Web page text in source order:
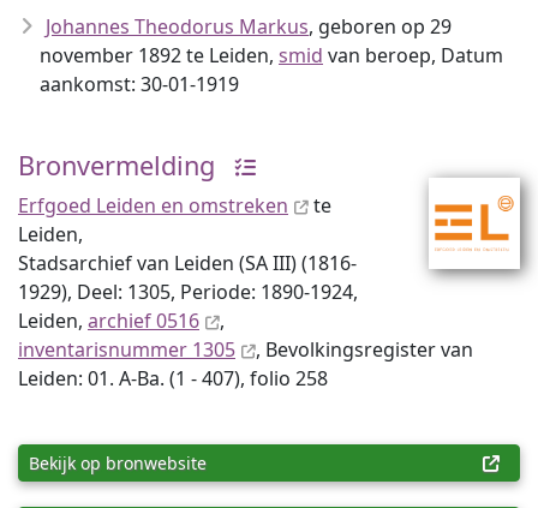
Johannes Theodorus Markus, geboren op 29
november 1892 te Leiden, smid van beroep, Datum
aankomst: 30-01-1919
Bronvermelding
Erfgoed Leiden en omstreken
te
Leiden,
Stadsarchief van Leiden (SA III) (1816-
1929), Deel: 1305, Periode: 1890-1924,
Leiden, archief 0516
,
inventaris­num­mer 1305
, Bevolkingsregister van
Leiden: 01. A-Ba. (1 - 407), folio 258
Bekijk op bronwebsite